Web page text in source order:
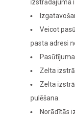
izstrādājuma
Veicot
pasta adresi
Zelta
Zelta
pulēšana.
Norādītās